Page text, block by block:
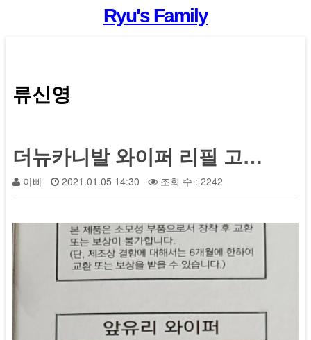
류신영
더뉴카니발 와이퍼 리필 고무 품번
아빠 2021.01.05 14:30 조회 수 : 2242
Ryu's Family